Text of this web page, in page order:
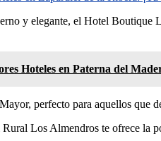
y elegante, el Hotel Boutique
Hoteles en Paterna del
perfecto para aquellos que
Los Almendros te ofrece la